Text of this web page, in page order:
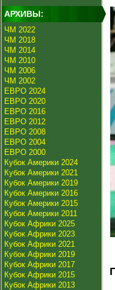
АРХИВЫ:
ЧМ 2022
ЧМ 2018
ЧМ 2014
ЧМ 2010
ЧМ 2006
ЧМ 2002
ЕВРО 2024
ЕВРО 2020
ЕВРО 2016
ЕВРО 2012
ЕВРО 2008
ЕВРО 2004
ЕВРО 2000
Кубок Америки 2024
Кубок Америки 2021
Кубок Америки 2019
Кубок Америки 2016
Кубок Америки 2015
Кубок Америки 2011
Кубок Африки 2025
Кубок Африки 2023
Кубок Африки 2021
Кубок Африки 2019
Кубок Африки 2017
Кубок Африки 2015
Кубок Африки 2013